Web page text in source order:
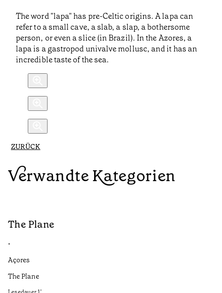
The word "lapa" has pre-Celtic origins. A lapa can
refer to a small cave, a slab, a slap, a bothersome
person, or even a slice (in Brazil). In the Azores, a
lapa is a gastropod univalve mollusc, and it has an
incredible taste of the sea.
ZURÜCK
Verwandte Kategorien
The Plane
•
Açores
The Plane